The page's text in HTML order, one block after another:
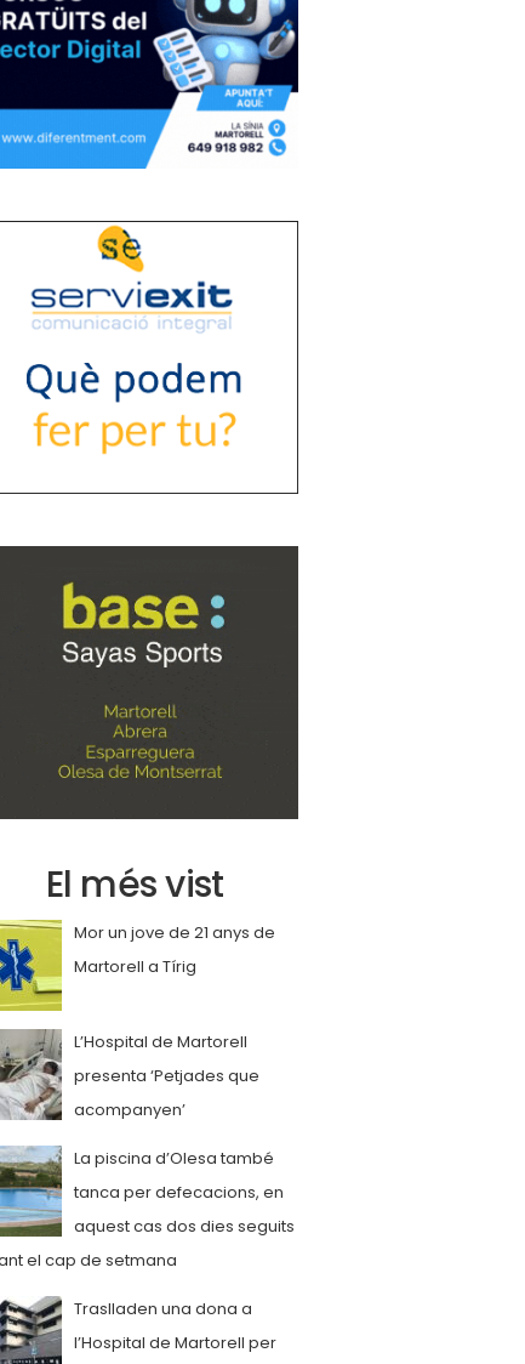
El més vist
Mor un jove de 21 anys de
Martorell a Tírig
L’Hospital de Martorell
presenta ‘Petjades que
acompanyen’
La piscina d’Olesa també
tanca per defecacions, en
aquest cas dos dies seguits
el cap de setmana
Traslladen una dona a
l’Hospital de Martorell per